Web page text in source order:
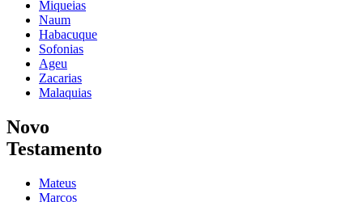
Miqueias
Naum
Habacuque
Sofonias
Ageu
Zacarias
Malaquias
Novo
Testamento
Mateus
Marcos